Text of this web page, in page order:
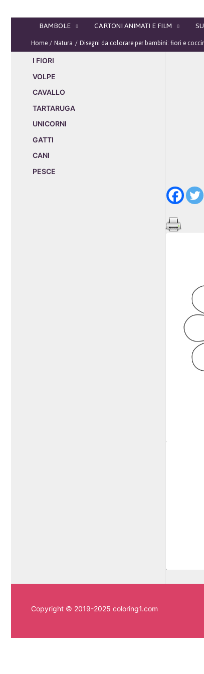
BAMBOLE CARTONI ANIMATI E FILM
Home Natura Disegni da colorare per bambini: fiori e
I FIORI
VOLPE
CAVALLO
TARTARUGA
UNICORNI
GATTI
CANI
PESCE
Copyright © 2019-2025 coloring1.com